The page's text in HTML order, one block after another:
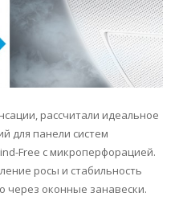
рассчитали идеальное
для панели систем
Free с микроперфорацией.
росы и стабильность
через оконные занавески.